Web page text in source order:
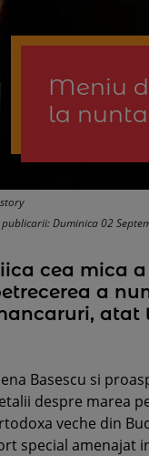
Meniu
la nunta
Duminica 02
cea mica
a
atat
Basescu si
despre marea
veche din
special amenajat